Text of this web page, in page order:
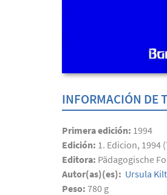
INFORMACIÓN DE
Primera edición: 1994
Edición: 1. Edicion, 1994
Editora: Pädagogische
Autor(as)(es): Ursula
Peso: 780 g